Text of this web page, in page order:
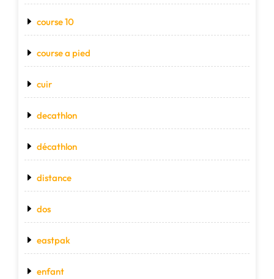
course 10
course a pied
cuir
decathlon
décathlon
distance
dos
eastpak
enfant